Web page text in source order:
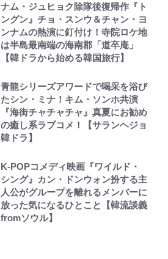
ナム・ジュヒョク除隊後復帰作『ト
ングン』チョ・スンウ＆チャン・ヨ
ンナムの熱演に釘付け！寺院ロケ地
は半島最南端の海南郡「道卒庵」
【韓ドラから始める韓国旅行】
青龍シリーズアワードで喝采を浴び
たシン・ミナ！キム・ソンホ共演
『海街チャチャチャ』真夏にお勧め
の癒し系ラブコメ！【サランヘジョ
韓ドラ】
K-POPコメディ映画『ワイルド・
シング』カン・ドンウォン扮する主
人公がグループを離れるメンバーに
放った気になるひとこと【韓流談義
fromソウル】